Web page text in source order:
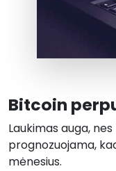
Bitcoin
Laukimas auga,
prognozuojama,
mėnesius.